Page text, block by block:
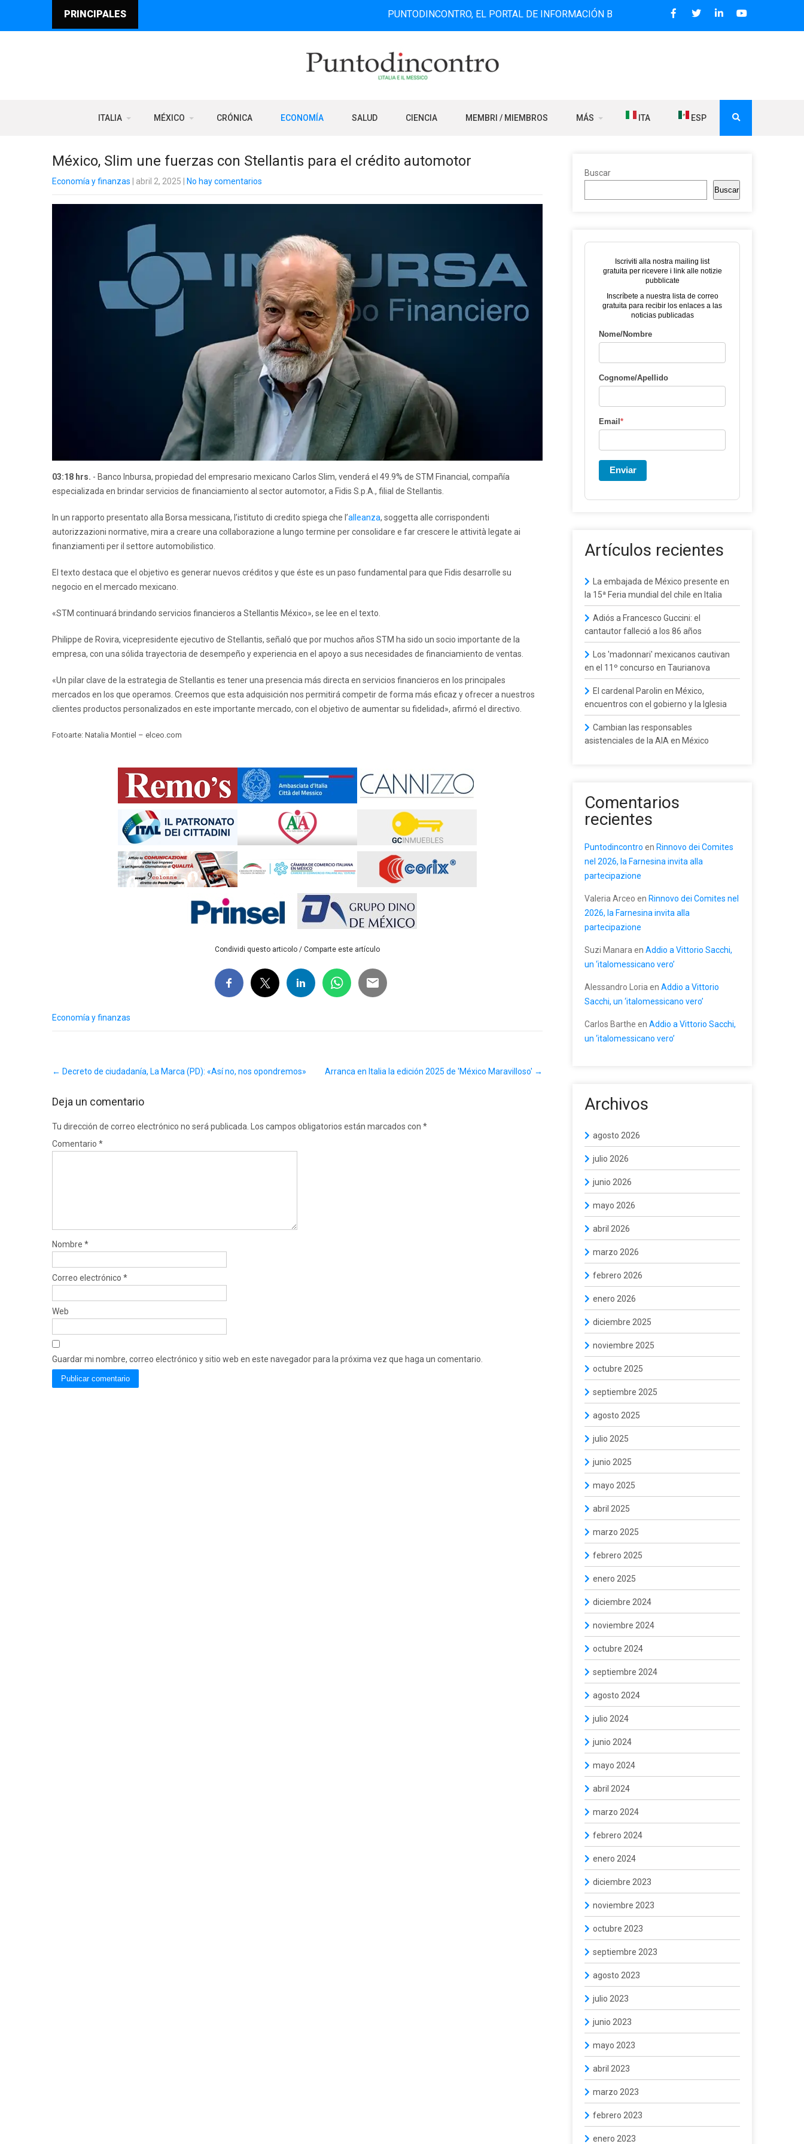
PRINCIPALES PUNTODINCONTRO, EL PORTAL DE INFORMACIÓN BILINGÜE QUE DESDE 2006 DIFUNDE NOTICIAS
ITALIA MÉXICO CRÓNICA ECONOMÍA SALUD CIENCIA MEMBRI / MIEMBROS MÁS ITA ESP
México, Slim une fuerzas con Stellantis para el crédito automotor
Economía y finanzas | abril 2, 2025 No hay comentarios
03:18 hrs. - Banco Inbursa, propiedad del empresario mexicano Carlos Slim, venderá el 49.9% de STM Financial, compañía
especializada en brindar servicios de financiamiento al sector automotor, a Fidis S.p.A., filial de Stellantis.
In un rapporto presentato alla Borsa messicana, l’istituto di credito spiega che l’alleanza, soggetta alle corrispondenti
autorizzazioni normative, mira a creare una collaborazione a lungo termine per consolidare e far crescere le attività legate ai
finanziamenti per il settore automobilistico.
El texto destaca que el objetivo es generar nuevos créditos y que éste es un paso fundamental para que Fidis desarrolle su
negocio en el mercado mexicano.
«STM continuará brindando servicios financieros a Stellantis México», se lee en el texto.
Philippe de Rovira, vicepresidente ejecutivo de Stellantis, señaló que por muchos años STM ha sido un socio importante de la
empresa, con una sólida trayectoria de desempeño y experiencia en el apoyo a sus necesidades de financiamiento de ventas.
«Un pilar clave de la estrategia de Stellantis es tener una presencia más directa en servicios financieros en los principales
mercados en los que operamos. Creemos que esta adquisición nos permitirá competir de forma más eficaz y ofrecer a nuestros
clientes productos personalizados en este importante mercado, con el objetivo de aumentar su fidelidad», afirmó el directivo.
Fotoarte: Natalia Montiel – elceo.com
Condividi questo articolo / Comparte este artículo
Economía y finanzas
navigation
← Decreto de ciudadanía, La Marca (PD): «Así no, nos opondremos» Arranca en Italia la edición 2025 de 'México Maravilloso' →
Deja un comentario
Tu dirección de correo electrónico no será publicada. Los campos obligatorios están marcados con *
Comentario *
Nombre *
Correo electrónico *
Web
Guardar mi nombre, correo electrónico y sitio web en este navegador para la próxima vez que haga un comentario.
Buscar
Buscar
Iscriviti alla nostra mailing list
gratuita per ricevere i link alle notizie
pubblicate
Inscríbete a nuestra lista de correo
gratuita para recibir los enlaces a las
noticias publicadas
Nome/Nombre
Cognome/Apellido
Email *
Enviar
Artículos recientes
La embajada de México presente en
la 15ª Feria mundial del chile en Italia
Adiós a Francesco Guccini: el
cantautor falleció a los 86 años
Los 'madonnari' mexicanos cautivan
en el 11º concurso en Taurianova
El cardenal Parolin en México,
encuentros con el gobierno y la Iglesia
Cambian las responsables
asistenciales de la AIA en México
Comentarios
recientes
Puntodincontro en Rinnovo dei Comites
nel 2026, la Farnesina invita alla
partecipazione
Valeria Arceo en Rinnovo dei Comites nel
2026, la Farnesina invita alla
partecipazione
Suzi Manara en Addio a Vittorio Sacchi,
un ‘italomessicano vero’
Alessandro Loria en Addio a Vittorio
Sacchi, un ‘italomessicano vero’
Carlos Barthe en Addio a Vittorio Sacchi,
un ‘italomessicano vero’
Archivos
agosto 2026
julio 2026
junio 2026
mayo 2026
abril 2026
marzo 2026
febrero 2026
enero 2026
diciembre 2025
noviembre 2025
octubre 2025
septiembre 2025
agosto 2025
julio 2025
junio 2025
mayo 2025
abril 2025
marzo 2025
febrero 2025
enero 2025
diciembre 2024
noviembre 2024
octubre 2024
septiembre 2024
agosto 2024
julio 2024
junio 2024
mayo 2024
abril 2024
marzo 2024
febrero 2024
enero 2024
diciembre 2023
noviembre 2023
octubre 2023
septiembre 2023
agosto 2023
julio 2023
junio 2023
mayo 2023
abril 2023
marzo 2023
febrero 2023
enero 2023